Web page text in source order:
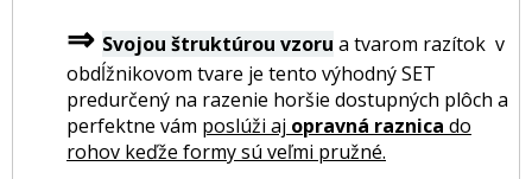
⇒ Svojou štruktúrou vzoru a tvarom razítok v
obdĺžnikovom tvare je tento výhodný SET
predurčený na razenie horšie dostupných plôch a
perfektne vám poslúži aj opravná raznica do
rohov keďže formy sú veľmi pružné.